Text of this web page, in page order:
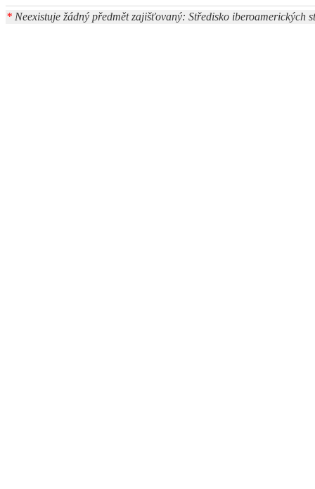
* Neexistuje žádný předmět zajišťovaný: Středisko iberoamerických